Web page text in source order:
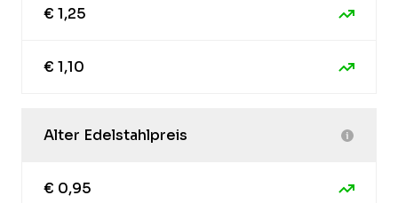
€ 1,25
€ 1,10
Alter Edelstahlpreis
€ 0,95